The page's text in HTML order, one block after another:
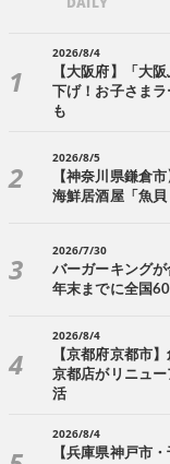
2026/8/4
【大阪府】「大
下げ！お子さま
も
2026/8/5
【神奈川県鎌倉
海鮮居酒屋「魚貝
2026/7/30
バーガーキング
年末までに全国
2026/8/4
【京都府京都市
京都店がリニュ
活
2026/8/4
【兵庫県神戸市